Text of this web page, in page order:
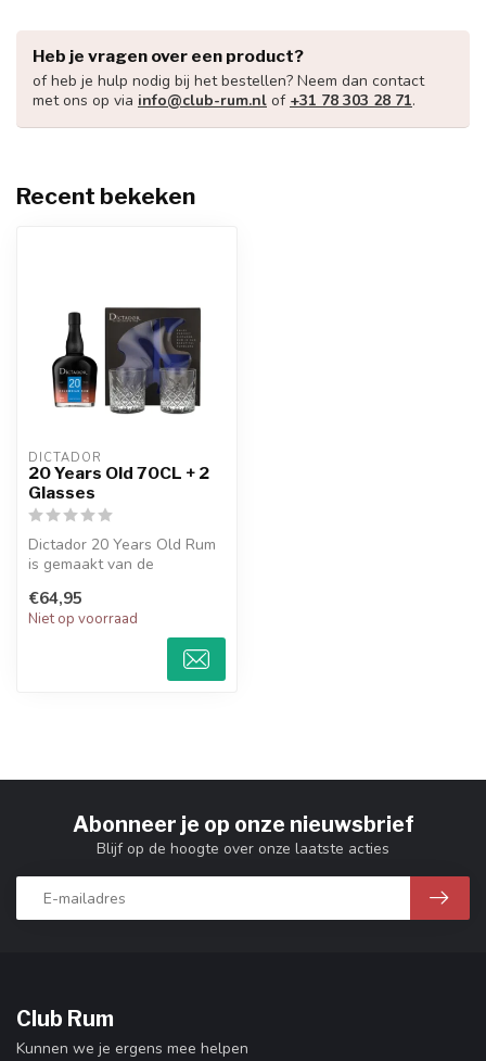
Heb je vragen over een product?
of heb je hulp nodig bij het bestellen? Neem dan contact
met ons op via info@club-rum.nl of +31 78 303 28 71.
Recent bekeken
DICTADOR
20 Years Old 70CL + 2
Glasses
Dictador 20 Years Old Rum
is gemaakt van de
suikerri...
€64,95
Niet op voorraad
Abonneer je op onze nieuwsbrief
Blijf op de hoogte over onze laatste acties
Club Rum
Kunnen we je ergens mee helpen